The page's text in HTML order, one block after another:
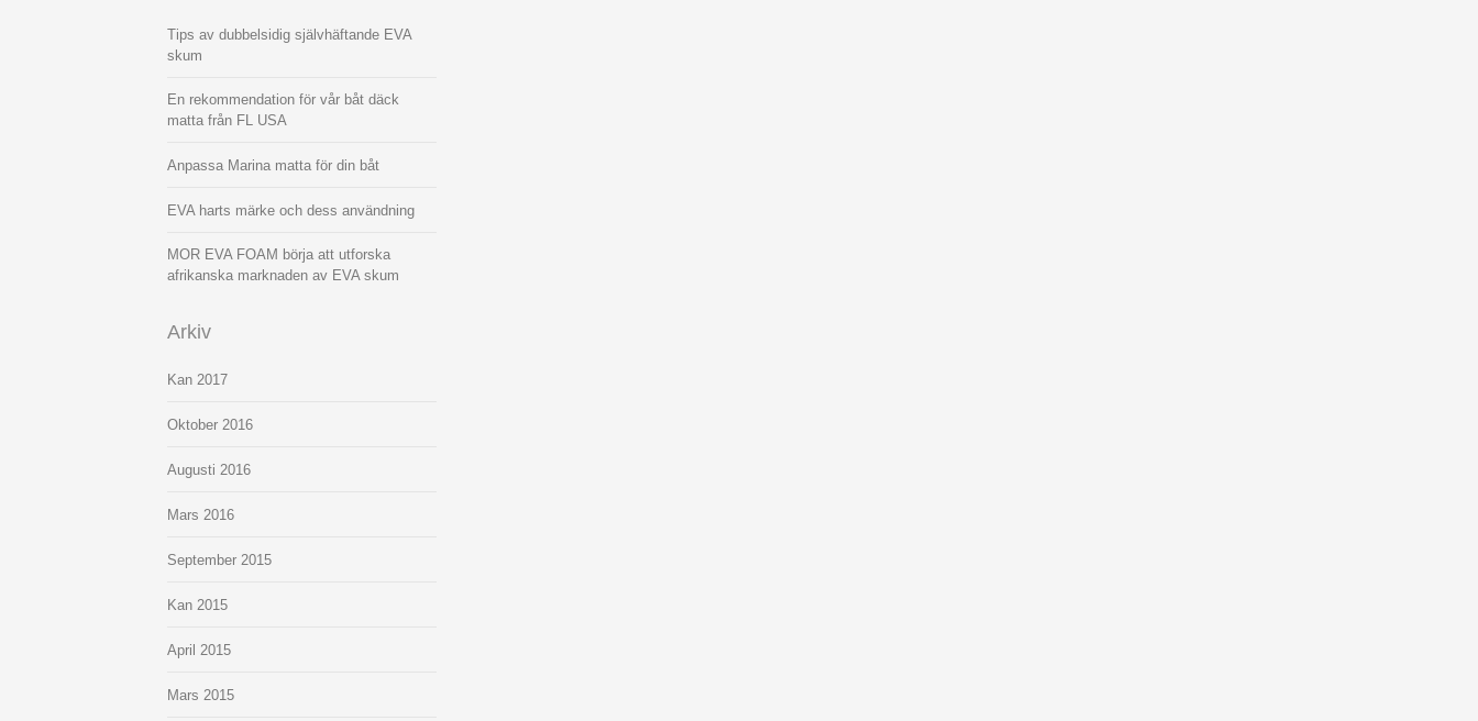
Tips av dubbelsidig självhäftande EVA
skum
En rekommendation för vår båt däck
matta från FL USA
Anpassa Marina matta för din båt
EVA harts märke och dess användning
MOR EVA FOAM börja att utforska
afrikanska marknaden av EVA skum
Arkiv
Kan 2017
Oktober 2016
Augusti 2016
Mars 2016
September 2015
Kan 2015
April 2015
Mars 2015